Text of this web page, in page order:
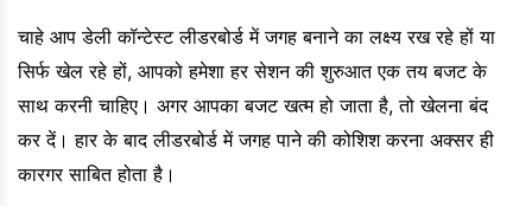
चाहे आप डेली कॉन्टेस्ट लीडरबोर्ड में जगह बनाने का लक्ष्य रख रहे हों या
सिर्फ खेल रहे हों, आपको हमेशा हर सेशन की शुरुआत एक तय बजट के
साथ करनी चाहिए। अगर आपका बजट खत्म हो जाता है, तो खेलना बंद
कर दें। हार के बाद लीडरबोर्ड में जगह पाने की कोशिश करना अक्सर ही
कारगर साबित होता है।